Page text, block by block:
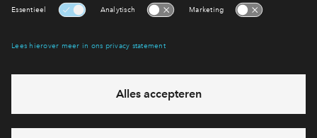
eventuele projecten
Ja, ik wil mij aanmelden